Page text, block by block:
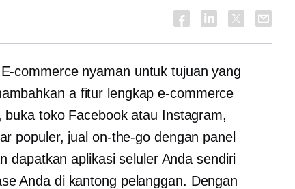
E-commercenyaman untuk tujuan yang
a fitur lengkap e-commerce
toko Facebook atau Instagram,
populer, jual on-the-go dengan panel
dapatkan aplikasi seluler Anda sendiri
Anda di kantong pelanggan. Dengan